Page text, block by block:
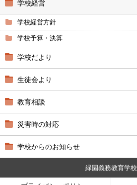
学校経営
学校経営方針
学校予算・決算
学校だより
生徒会より
教育相談
災害時の対応
学校からのお知らせ
緑園義務教育学校